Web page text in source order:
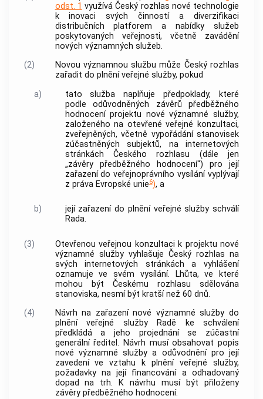
odst. 1 využívá Český rozhlas nové technologie
k inovaci svých činností a diverzifikaci
distribučních platforem a nabídky služeb
poskytovaných veřejnosti, včetně zavádění
nových významných služeb.
(2)
Novou významnou službu může Český rozhlas
zařadit do plnění veřejné služby, pokud
a)
tato služba naplňuje předpoklady, které
podle odůvodněných závěrů předběžného
hodnocení projektu nové významné služby,
založeného na otevřené veřejné konzultaci,
zveřejněných, včetně vypořádání stanovisek
zúčastněných subjektů, na internetových
stránkách Českého rozhlasu (dále jen
„závěry předběžného hodnocení“) pro její
zařazení do veřejnoprávního vysílání vyplývají
z práva Evropské unie6), a
b)
její zařazení do plnění veřejné služby schválí
Rada.
(3) Otevřenou veřejnou konzultaci k projektu nové
významné službyvyhlašuje Český rozhlas na
svých internetových stránkách a vyhlášení
oznamuje ve svém vysílání. Lhůta, ve které
mohou být Českému rozhlasu sdělována
stanoviska, nesmí být kratší než 60 dnů.
(4)
Návrh na zařazenínové významné služby do
plnění veřejné služby Radě ke schválení
předkládá a jeho projednání se zúčastní
generální ředitel. Návrh musí obsahovat popis
nové významné služby a odůvodnění pro její
zavedení ve vztahu k plnění veřejné služby,
požadavky na její financování a odhadovaný
dopad na trh. K návrhu musí být přiloženy
závěry předběžného hodnocení.